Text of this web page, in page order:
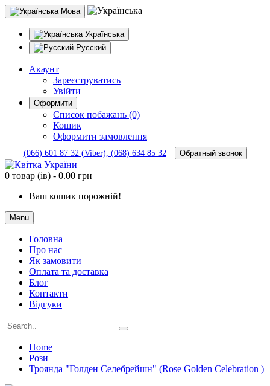
Мова
Українська
Русский
Акаунт
Зареєструватись
Увійти
Оформити
Список побажань (0)
Кошик
Оформити замовлення
(066) 601 87 32 (Viber), (068) 634 85 32 Обратный звонок
0 товар (ів) - 0.00 грн
Ваш кошик порожній!
Menu
Головна
Про нас
Як замовити
Оплата та доставка
Блог
Контакти
Відгуки
Home
Рози
Троянда "Голден Селебрейшн" (Rose Golden Celebration )